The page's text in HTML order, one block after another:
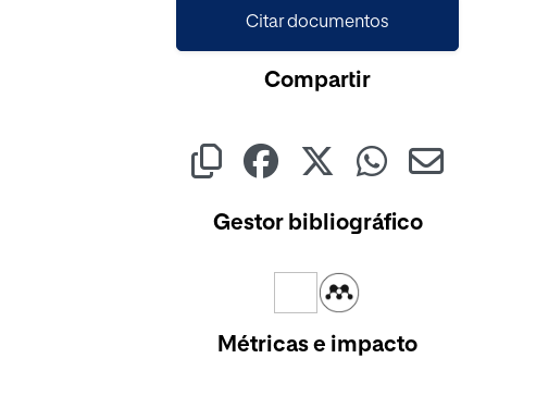
Citar documentos
Compartir
Gestor bibliográfico
Métricas e impacto